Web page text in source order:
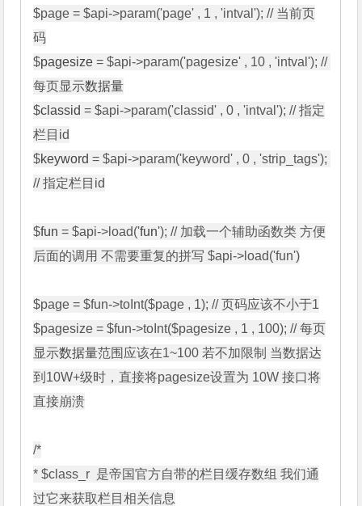
$page = $api->param('page' , 1 , 'intval'); // 当前页
码
$pagesize = $api->param('pagesize' , 10 , 'intval'); //
每页显示数据量
$classid = $api->param('classid' , 0 , 'intval'); // 指定
栏目id
$keyword = $api->param('keyword' , 0 , 'strip_tags');
// 指定栏目id
$fun = $api->load('fun'); // 加载一个辅助函数类 方便
后面的调用 不需要重复的拼写 $api->load('fun')
$page = $fun->toInt($page , 1); // 页码应该不小于1
$pagesize = $fun->toInt($pagesize , 1 , 100); // 每页
显示数据量范围应该在1~100 若不加限制 当数据达
到10W+级时，直接将pagesize设置为 10W 接口将
直接崩溃
/*
* $class_r  是帝国官方自带的栏目缓存数组 我们通
过它来获取栏目相关信息